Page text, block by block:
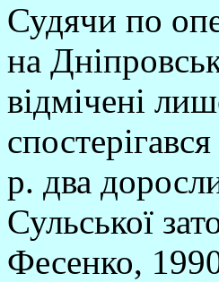
Судячи по
на
вiдмiченi
р. два
Сульської
Фесенко,